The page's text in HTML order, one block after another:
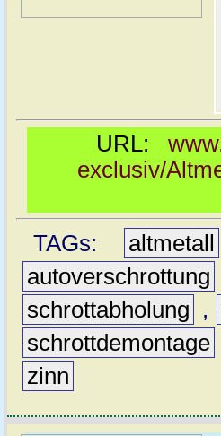
URL:
exclusiv/
TAGs: altmetall
autoverschrottung
schrottabholung
,
schrottdemontage
zinn